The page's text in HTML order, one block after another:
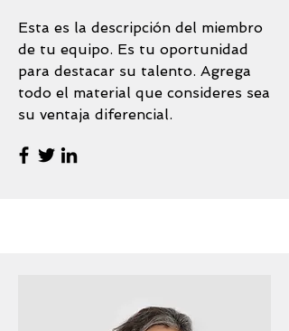
Esta es la descripción del miembro
de tu equipo. Es tu oportunidad
para destacar su talento. Agrega
todo el material que consideres sea
su ventaja diferencial.